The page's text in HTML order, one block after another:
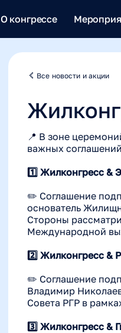
О конгрессе
Все новости и акции
📍 В зоне
важных
1️⃣ Жилконгресс &
✏️ Соглашение
основатель
Стороны
Международной
2️⃣ Жилконгресс &
✏️ Соглашение
Владимир
Совета РГР в
3️⃣ Жилконгресс &